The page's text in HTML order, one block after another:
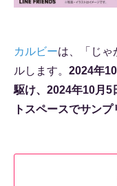
カルビーは、「じゃ
ルします。 2024年
駆け、 2024年10月5
トスペースでサンプ